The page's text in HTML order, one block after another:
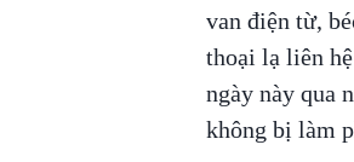
van điện từ,
thoại lạ liên
ngày này qua
không bị làm